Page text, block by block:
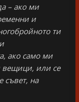
– ако ми
и
ти
ако само ми
вещици, или се
съвет, на